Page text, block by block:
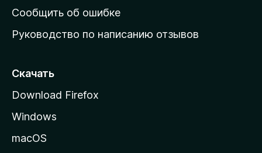
н
ю
т
а
н
Сообщить об ошибке
Руководство по написанию отзывов
Скачать
Download Firefox
Windows
macOS